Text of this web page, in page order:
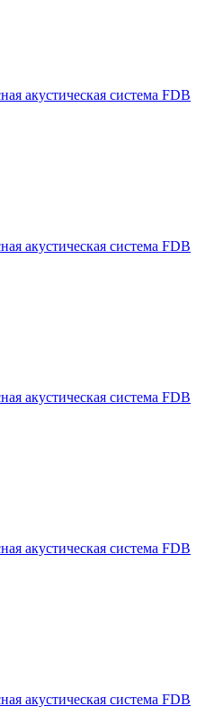
акустическая система FDB
акустическая система FDB
акустическая система FDB
акустическая система FDB
акустическая система FDB